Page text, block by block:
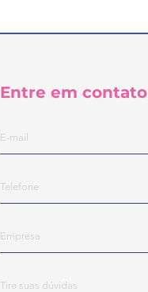
Entre em contato